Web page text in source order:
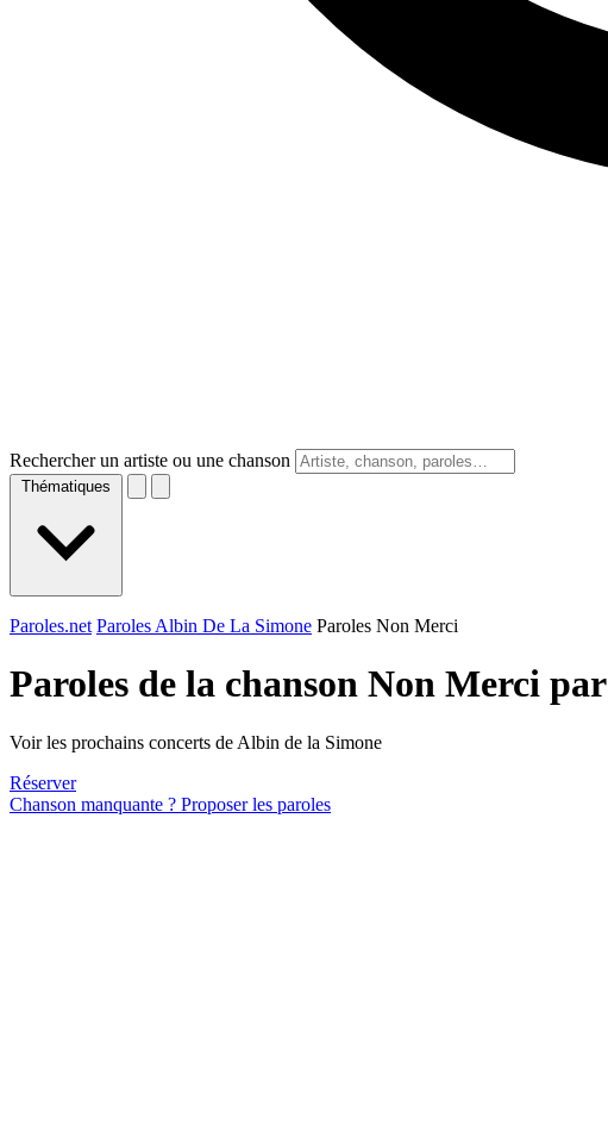
Rechercher un artiste ou une chanson
Thématiques
Paroles.net Paroles Albin De La Simone Paroles Non Merci
Paroles de la chanson Non Merci par
Voir les prochains concerts de Albin de la Simone
Réserver
Chanson manquante ? Proposer les paroles